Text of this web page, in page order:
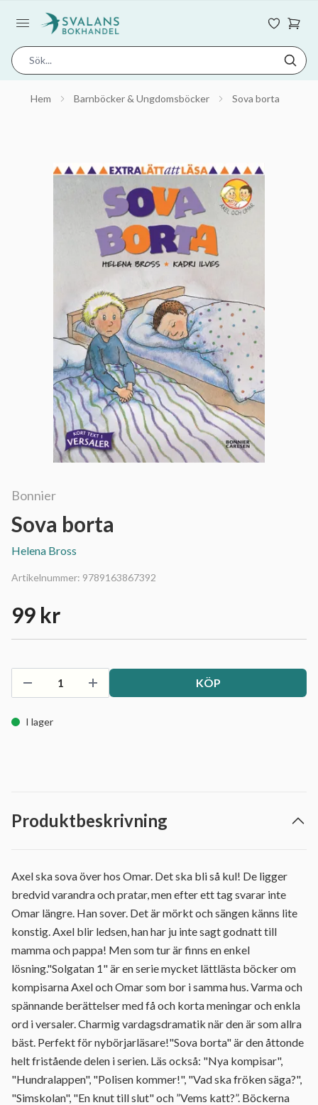
Hem Barnböcker & Ungdomsböcker Sova borta
Bonnier
Sova borta
Helena Bross
Artikelnummer: 9789163867392
99 kr
KÖP
I lager
Produktbeskrivning
Axel ska sova över hos Omar. Det ska bli så kul! De ligger
bredvid varandra och pratar, men efter ett tag svarar inte
Omar längre. Han sover. Det är mörkt och sängen känns lite
konstig. Axel blir ledsen, han har ju inte sagt godnatt till
mamma och pappa! Men som tur är finns en enkel
lösning."Solgatan 1" är en serie mycket lättlästa böcker om
kompisarna Axel och Omar som bor i samma hus. Varma och
spännande berättelser med få och korta meningar och enkla
ord i versaler. Charmig vardagsdramatik när den är som allra
bäst. Perfekt för nybörjarläsare!"Sova borta" är den åttonde
helt fristående delen i serien. Läs också: "Nya kompisar",
"Hundralappen", "Polisen kommer!", "Vad ska fröken säga?",
"Simskolan", "En knut till slut" och ”Vems katt?”. Böckerna